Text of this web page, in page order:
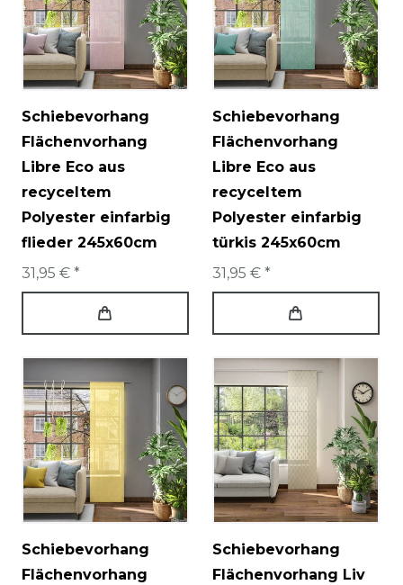
Schiebevorhang
Flächenvorhang
Libre Eco aus
recyceltem
Polyester einfarbig
flieder 245x60cm
31,95 € *
Schiebevorhang
Flächenvorhang
Libre Eco aus
recyceltem
Polyester einfarbig
türkis 245x60cm
31,95 € *
Schiebevorhang
Flächenvorhang
Schiebevorhang
Flächenvorhang Liv